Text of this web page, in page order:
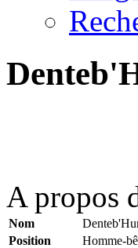
A propos
Nom
Position
Homme-